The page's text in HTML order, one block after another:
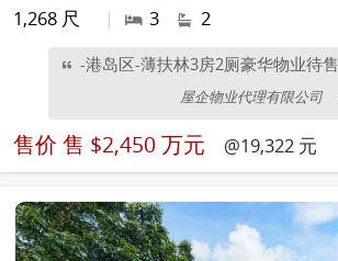
1,268 尺 | 3 2
-港岛区-薄扶林3房2厕豪华物业待售
屋企物业代理有限公司
售价 售 $2,450 万元 @19,322 元